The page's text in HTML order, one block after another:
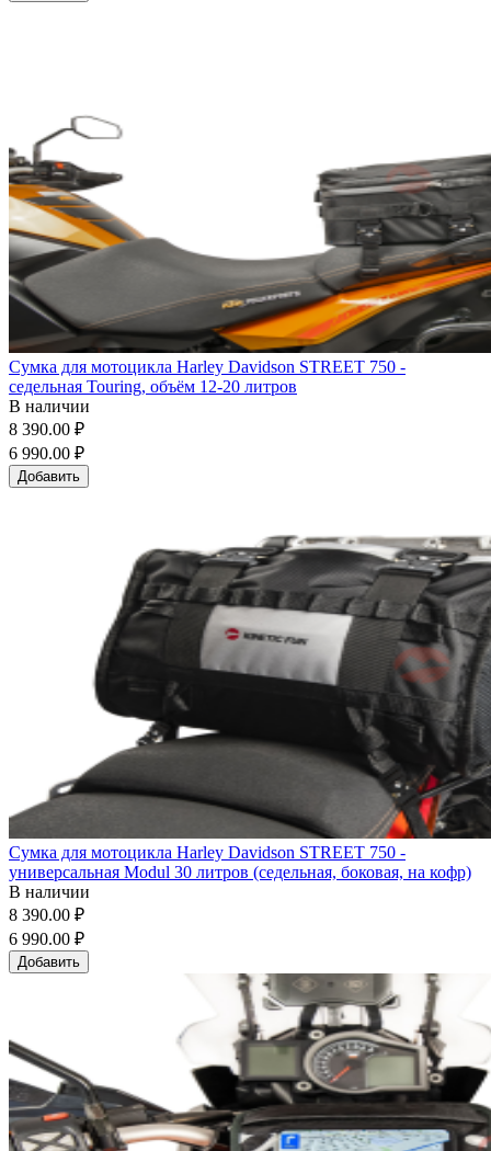
Сумка для мотоцикла Harley Davidson STREET 750 -
седельная Touring, объём 12-20 литров
В наличии
8 390.00 ₽
6 990.00 ₽
Добавить
Сумка для мотоцикла Harley Davidson STREET 750 -
универсальная Modul 30 литров (седельная, боковая, на кофр)
В наличии
8 390.00 ₽
6 990.00 ₽
Добавить